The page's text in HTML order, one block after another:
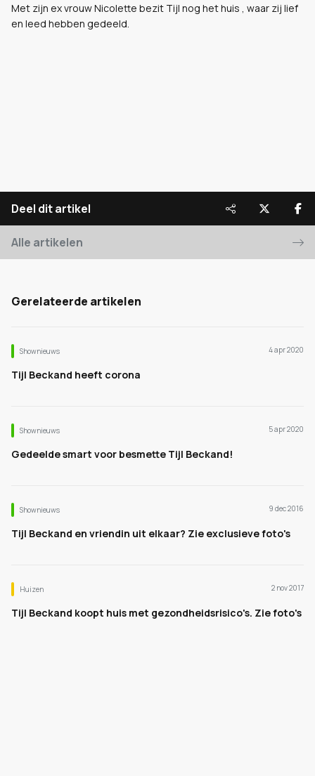
Met zijn ex vrouw Nicolette bezit Tijl nog het huis , waar zij lief
en leed hebben gedeeld.
Deel dit artikel
Alle artikelen
Gerelateerde artikelen
Shownieuws 4 apr 2020
Tijl Beckand heeft corona
Shownieuws 5 apr 2020
Gedeelde smart voor besmette Tijl Beckand!
Shownieuws 9 dec 2016
Tijl Beckand en vriendin uit elkaar? Zie exclusieve foto's
Huizen 2 nov 2017
Tijl Beckand koopt huis met gezondheidsrisico's. Zie foto's